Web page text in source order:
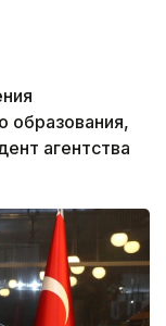
образования,
агентства